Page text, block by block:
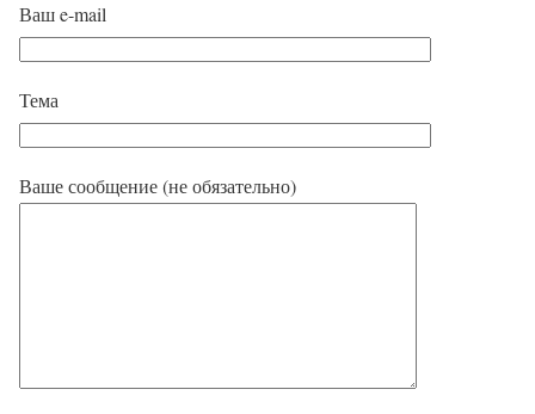
Ваш e-mail
Тема
Ваше сообщение (не обязательно)